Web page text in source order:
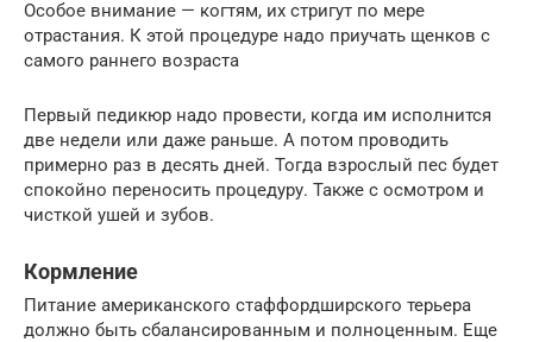
Особое внимание — когтям, их стригут по мере
отрастания. К этой процедуре надо приучать щенков с
самого раннего возраста
Первый педикюр надо провести, когда им исполнится
две недели или даже раньше. А потом проводить
примерно раз в десять дней. Тогда взрослый пес будет
спокойно переносить процедуру. Также с осмотром и
чисткой ушей и зубов.
Кормление
Питание американского стаффордширского терьера
должно быть сбалансированным и полноценным. Еще